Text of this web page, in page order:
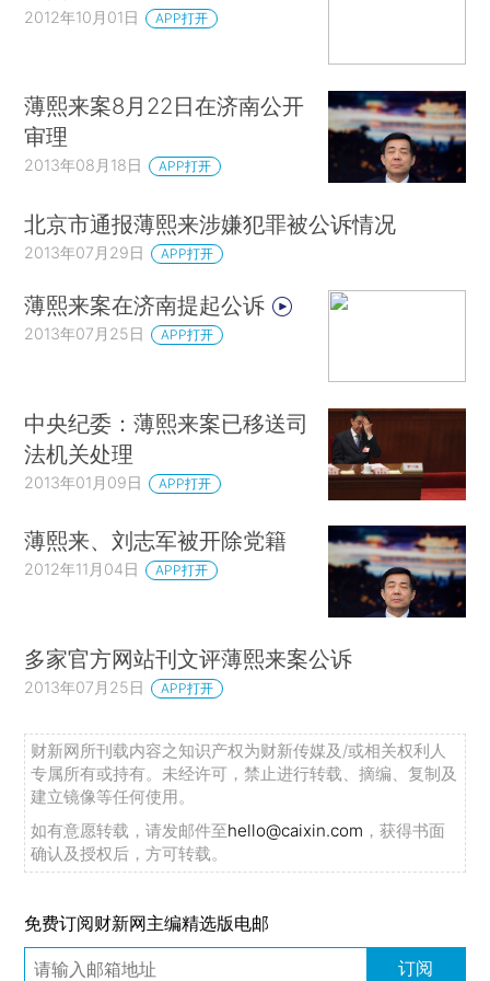
2012年10月01日 APP打开
薄熙来案8月22日在济南公开
审理
2013年08月18日 APP打开
北京市通报薄熙来涉嫌犯罪被公诉情况
2013年07月29日 APP打开
薄熙来案在济南提起公诉
2013年07月25日 APP打开
中央纪委：薄熙来案已移送司
法机关处理
2013年01月09日 APP打开
薄熙来、刘志军被开除党籍
2012年11月04日 APP打开
多家官方网站刊文评薄熙来案公诉
2013年07月25日 APP打开
财新网所刊载内容之知识产权为财新传媒及/或相关权利人
专属所有或持有。未经许可，禁止进行转载、摘编、复制及
建立镜像等任何使用。
如有意愿转载，请发邮件至hello@caixin.com ，获得书面
确认及授权后，方可转载。
免费订阅财新网主编精选版电邮
订阅